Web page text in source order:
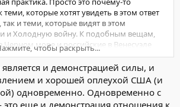
теми, которые хотят увидеть в этом ответ
и теми, которые видят в этом
и Холодную войну. К подобным вещам,
Черном море и российские в Венесуэле
т.к. это не является ни
ни политическим давлением.
чтобы раскрыть...
и демонстрацией силы, и
и хорошей оплеухой США (и
одновременно. Одновременно с